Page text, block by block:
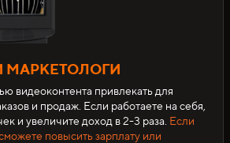
МАРКЕТОЛОГИ
видеоконтента привлекать для
и продаж. Если работаете на себя,
и увеличите доход в 2-3 раза. Если
повысить зарплату или